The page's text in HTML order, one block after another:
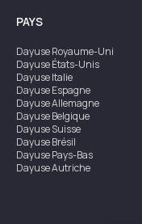
PAYS
DayuseRoyaume-Uni
DayuseÉtats-Unis
DayuseItalie
DayuseEspagne
DayuseAllemagne
DayuseBelgique
DayuseSuisse
DayuseBrésil
DayusePays-Bas
DayuseAutriche